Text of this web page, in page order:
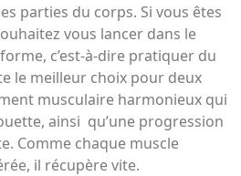
parties du corps. Si vous êtes
vous lancer dans le
c’est-à-dire pratiquer du
le meilleur choix pour deux
musculaire harmonieux qui
ainsi qu’une progression
Comme chaque muscle
il récupère vite.